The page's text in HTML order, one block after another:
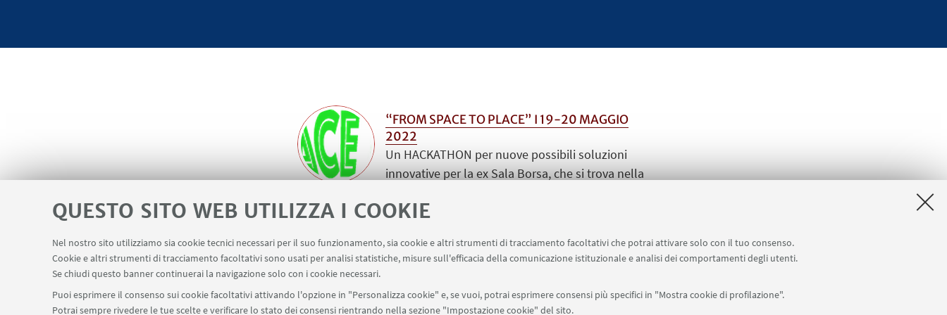
QUESTO SITO WEB UTILIZZA I COOKIE
Nel nostro sito utilizziamo sia cookie tecnici necessari per il suo funzionamento, sia cookie e altri strumenti di tracciamento facoltativi che potrai attivare solo con il tuo consenso.
Cookie e altri strumenti di tracciamento facoltativi sono usati per analisi statistiche, misure sull'efficacia della comunicazione istituzionale e analisi dei comportamenti degli utenti.
Se chiudi questo banner continuerai la navigazione solo con i cookie necessari.
Puoi esprimere il consenso sui cookie facoltativi attivando l'opzione in "Personalizza cookie" e, se vuoi, potrai esprimere consensi più specifici in "Mostra cookie di profilazione".
Potrai sempre rivedere le tue scelte e verificare lo stato dei consensi rientrando nella sezione "Impostazione cookie" del sito.
“FROM SPACE TO PLACE” I 19-20 MAGGIO
2022
Un HACKATHON per nuove possibili soluzioni
innovative per la ex Sala Borsa, che si trova nella
storico di Forlì. Al primo team un premio di €